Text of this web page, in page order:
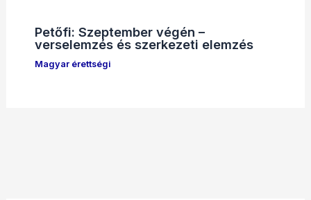
Petőfi: Szeptember végén –
verselemzés és szerkezeti elemzés
Magyar érettségi